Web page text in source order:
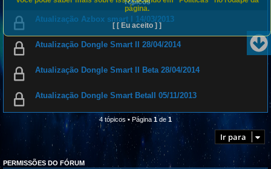
Tópicos
Atualização Azbox smart I 14/03/2013
Atualização Dongle Smart II 28/04/2014
Atualização Dongle Smart II Beta 28/04/2014
Atualização Dongle Smart BetaII 05/11/2013
4 tópicos • Página 1 de1
Ir para
PERMISSÕES DO FÓRUM
página.
[ [ Eu aceito ] ]